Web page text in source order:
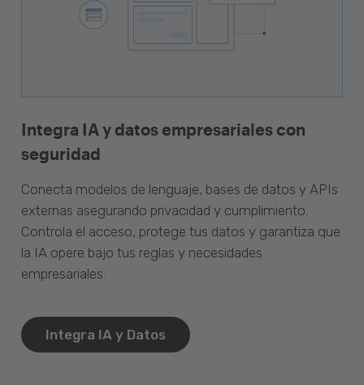
Integra IA y datos empresariales con
seguridad
Conecta modelos de lenguaje, bases de datos y APIs
externas asegurando privacidad y cumplimiento.
Controla el acceso, protege tus datos y garantiza que
la IA opere bajo tus reglas y necesidades
empresariales.
Integra IA y Datos